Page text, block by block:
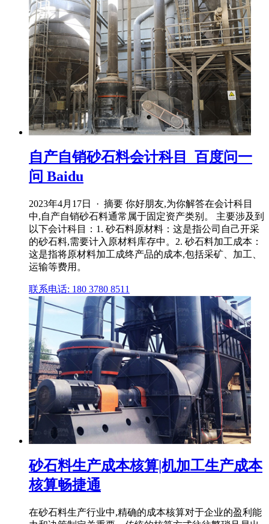
自产自销砂石料会计科目_百度问一
问 Baidu
2023年4月17日 · 摘要 你好朋友,为你解答在会计科目
中,自产自销砂石料通常属于固定资产类别。 主要涉及到
以下会计科目：1. 砂石料原材料：这是指公司自己开采
的砂石料,需要计入原材料库存中。2. 砂石料加工成本：
这是指将原材料加工成终产品的成本,包括采矿、加工、
运输等费用。
联系电话: 180 3780 8511
砂石料生产成本核算|机加工生产成本
核算畅捷通
在砂石料生产行业中,精确的成本核算对于企业的盈利能